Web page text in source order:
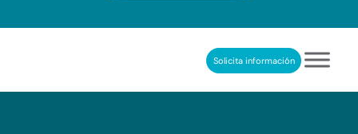
REHABILITACIÓN COGNITIVA PROFESIONALSolicita información